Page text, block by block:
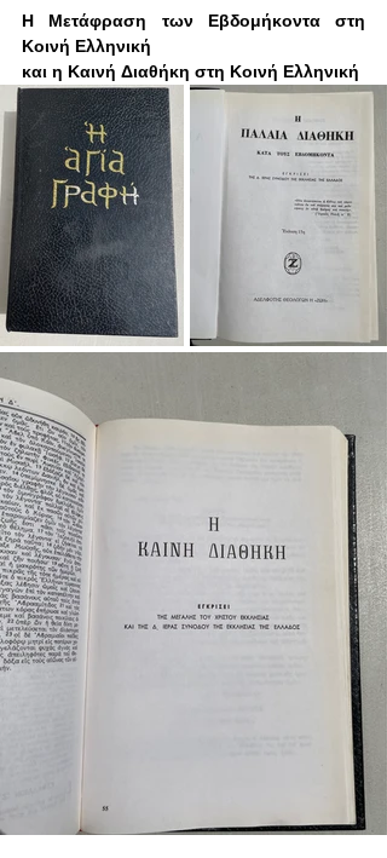
Η Μετάφραση των Εβδομήκοντα στη
Κοινή Ελληνική
και η Καινή Διαθήκη στη Κοινή Ελληνική